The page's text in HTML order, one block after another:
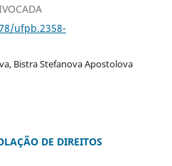
ufpb.2358-
Bistra Stefanova Apostolova
DE DIREITOS